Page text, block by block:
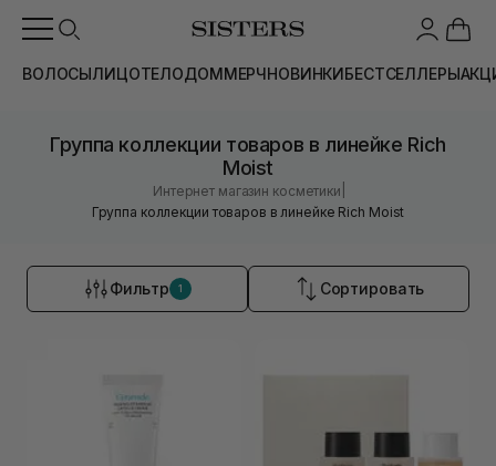
ВОЛОСЫЛИЦОТЕЛОДОММЕРЧНОВИНКИБЕСТСЕЛЛЕРЫ
Группа коллекции товаров в линейке Rich
Moist
Интернет магазин косметики
Группа коллекции товаров в линейке Rich Moist
Фильтр 1 Сортировать